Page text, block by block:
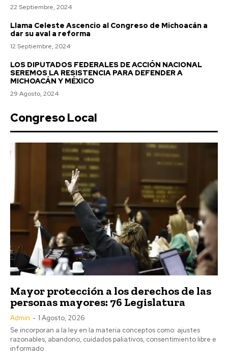
22 Septiembre, 2024
Llama Celeste Ascencio al Congreso de Michoacán a
dar su aval a reforma
12 Septiembre, 2024
LOS DIPUTADOS FEDERALES DE ACCIÓN NACIONAL
SEREMOS LA RESISTENCIA PARA DEFENDER A
MICHOACÁN Y MÉXICO
29 Agosto, 2024
Congreso Local
Mayor protección a los derechos de las
personas mayores: 76 Legislatura
Admin - 1 Agosto, 2026
Se incorporan a la ley en la materia conceptos como: ajustes
razonables, abandono, cuidados paliativos, consentimiento libre e
informado